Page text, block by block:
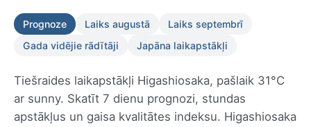
Prognoze Laiks augustā
Laiks septembrī
Gada vidējie rādītāji
Japāna laikapstākļi
Tiešraides laikapstākļi Higashiosaka, pašlaik 31°C
ar sunny. Skatīt 7 dienu prognozi, stundas
apstākļus un gaisa kvalitātes indeksu. Higashiosaka